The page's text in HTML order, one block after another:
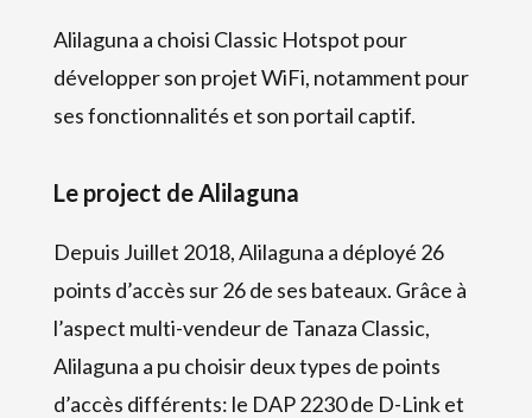
Alilaguna a choisi Classic Hotspot pour
développer son projet WiFi, notamment pour
ses fonctionnalités et son portail captif.
Le project de Alilaguna
Depuis Juillet 2018, Alilaguna a déployé 26
points d’accès sur 26 de ses bateaux. Grâce à
l’aspect multi-vendeur de Tanaza Classic,
Alilaguna a pu choisir deux types de points
d’accès différents: le DAP 2230 de D-Link et